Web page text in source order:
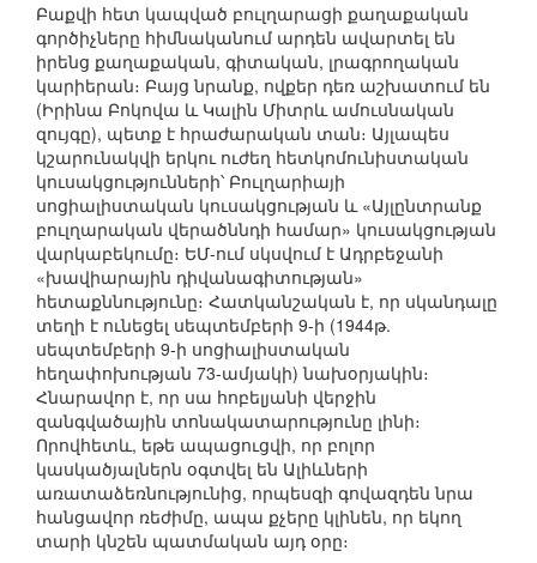
Բաքվի հետ կապված բուլղարացի քաղաքական
գործիչները հիմնականում արդեն ավարտել են
իրենց քաղաքական, գիտական, լրագրողական
կարիերան։ Բայց նրանք, ովքեր դեռ աշխատում են
(Իրինա Բոկովա և Կալին Միտրև ամուսնական
զույգը), պետք է հրաժարական տան։ Այլապես
կշարունակվի երկու ուժեղ հետկոմունիստական
կուսակցությունների՝ Բուլղարիայի
սոցիալիստական կուսակցության և «Այլընտրանք
բուլղարական վերածննդի համար» կուսակցության
վարկաբեկումը։ ԵՄ-ում սկսվում է Ադրբեջանի
«խավիարային դիվանագիտության»
հետաքննությունը։ Հատկանշական է, որ սկանդալը
տեղի է ունեցել սեպտեմբերի 9-ի (1944թ.
սեպտեմբերի 9-ի սոցիալիստական
հեղափոխության 73-ամյակի) նախօրյակին։
Հնարավոր է, որ սա հոբելյանի վերջին
զանգվածային տոնակատարությունը լինի։
Որովհետև, եթե ապացուցվի, որ բոլոր
կասկածյալներն օգտվել են Ալիևների
առատաձեռնությունից, որպեսզի գովազդեն նրա
հանցավոր ռեժիմը, ապա քչերը կլինեն, որ եկող
տարի կնշեն պատմական այդ օրը։